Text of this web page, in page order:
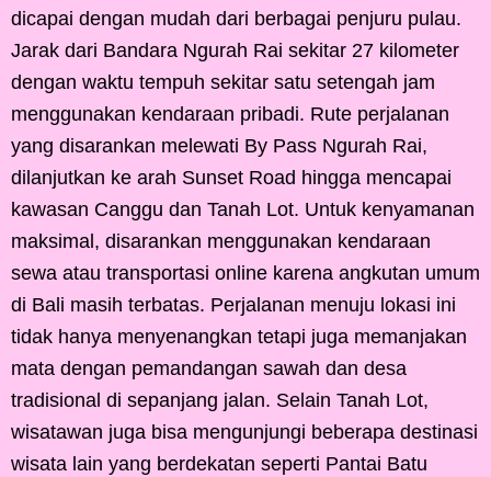
dicapai dengan mudah dari berbagai penjuru pulau.
Jarak dari Bandara Ngurah Rai sekitar 27 kilometer
dengan waktu tempuh sekitar satu setengah jam
menggunakan kendaraan pribadi. Rute perjalanan
yang disarankan melewati By Pass Ngurah Rai,
dilanjutkan ke arah Sunset Road hingga mencapai
kawasan Canggu dan Tanah Lot. Untuk kenyamanan
maksimal, disarankan menggunakan kendaraan
sewa atau transportasi online karena angkutan umum
di Bali masih terbatas. Perjalanan menuju lokasi ini
tidak hanya menyenangkan tetapi juga memanjakan
mata dengan pemandangan sawah dan desa
tradisional di sepanjang jalan. Selain Tanah Lot,
wisatawan juga bisa mengunjungi beberapa destinasi
wisata lain yang berdekatan seperti Pantai Batu